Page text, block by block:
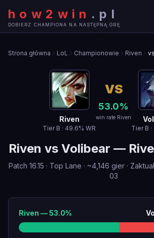
how2win . pl
DOBIERZ CHAMPIONA NA NASTĘPNĄ GRĘ
Strona główna LoL Championowie Riven
Riven
Tier B · 49.6% WR
VS
53.0%
win rate Riven
Tier B ·
Riven vs Volibear —
Patch 16.15 · Top Lane · ~4,146 gier·
03
Riven —53.0%